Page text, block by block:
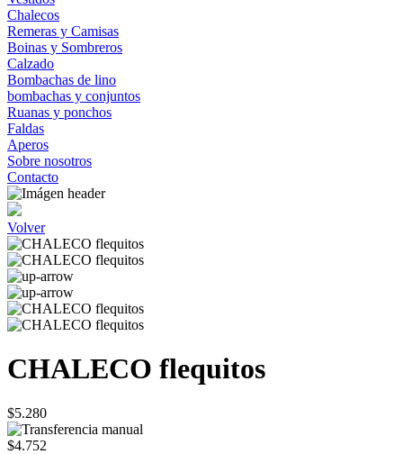
Chalecos
Remeras y Camisas
Boinas y Sombreros
Calzado
Bombachas de lino
bombachas y conjuntos
Ruanas y ponchos
Faldas
Aperos
Sobre nosotros
Contacto
Volver
CHALECO flequitos
$5.280
$4.752